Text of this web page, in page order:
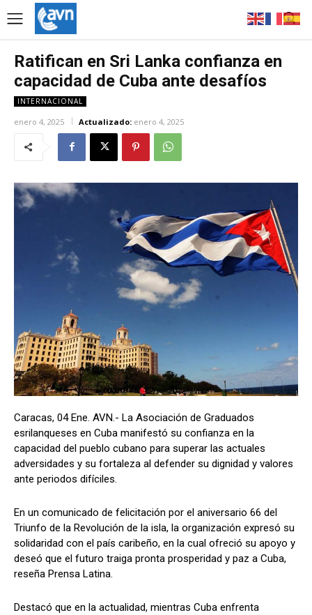
Ratifican en Sri Lanka confianza en
capacidad de Cuba ante desafíos
INTERNACIONAL
enero 4, 2025 Actualizado: enero 4, 2025
Caracas, 04 Ene. AVN.- La Asociación de Graduados
esrilanqueses en Cuba manifestó su confianza en la
capacidad del pueblo cubano para superar las actuales
adversidades y su fortaleza al defender su dignidad y valores
ante periodos difíciles.
En un comunicado de felicitación por el aniversario 66 del
Triunfo de la Revolución de la isla, la organización expresó su
solidaridad con el país caribeño, en la cual ofreció su apoyo y
deseó que el futuro traiga pronta prosperidad y paz a Cuba,
reseña Prensa Latina.
Destacó que en la actualidad, mientras Cuba enfrenta